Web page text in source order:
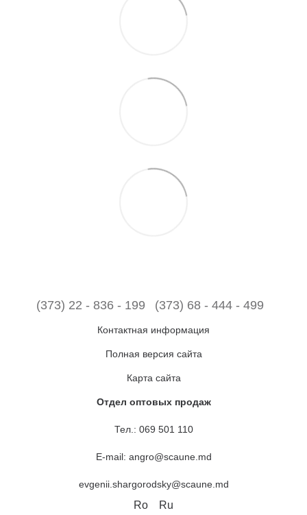
(373) 22 - 836 - 199 (373) 68 - 444 - 499
Контактная информация
Полная версия сайта
Карта сайта
Отдел оптовых продаж
Тел.: 069 501 110
E-mail: angro@scaune.md
evgenii.shargorodsky@scaune.md
Ro Ru